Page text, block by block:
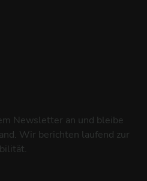
Newsletter an und bleibe
Wir berichten laufend zur